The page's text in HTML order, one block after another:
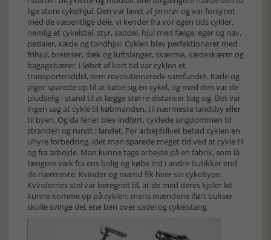
lige store cykelhjul. Den var lavet af jernrør og var forsynet
med de væsentlige dele, vi kender fra vor egen tids cykler,
nemlig et cykelstel, styr, saddel, hjul med fælge, eger og nav,
pedaler, kæde og tandhjul. Cyklen blev perfektioneret med
frihjul, bremser, dæk og luftslanger, skærme, kædeskærm og
bagagebærer. I løbet af kort tid var cyklen et
transportmiddel, som revolutionerede samfundet. Karle og
piger sparede op til at købe sig en cykel, og med den var de
pludselig i stand til at lægge større distancer bag sig. Det var
ingen sag at cykle til købmanden, til nærmeste landsby eller
til byen. Og da ferier blev indført, cyklede ungdommen til
stranden og rundt i landet. For arbejdslivet betød cyklen en
uhyre forbedring, idet man sparede meget tid ved at cykle til
og fra arbejde. Man kunne tage arbejde på en fabrik, som lå
længere væk fra ens bolig og købe ind i andre butikker end
de nærmeste. Kvinder og mænd fik hver sin cykeltype.
Kvindernes stel var beregnet til, at de med deres kjoler let
kunne komme op på cyklen, mens mændene iført bukser
skulle svinge det ene ben over sadel og cykelstang.